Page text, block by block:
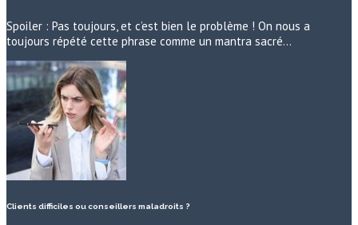
Spoiler : Pas toujours, et c’est bien le problème ! On nous a
toujours répété cette phrase comme un mantra sacré…
Clients difficiles ou conseillers maladroits ?